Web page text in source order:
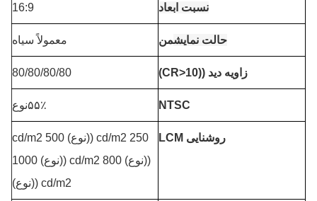
نسبت ابعاد 16:9
حالت نمایشمن معمولاً سياه
زاویه دید ((CR>10) 80/80/80/80
NTSC ۵۵٪نوع
روشنایی LCM
250 cd/m2 ((نوع) 500 cd/m2
((نوع) 800 cd/m2 ((نوع) 1000
cd/m2 ((نوع)